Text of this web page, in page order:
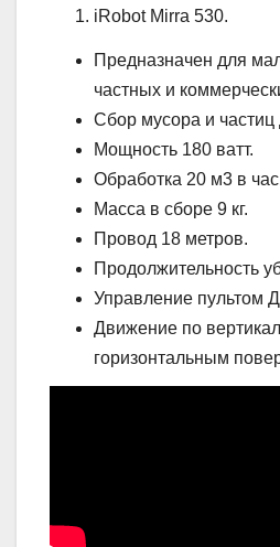
iRobot Mirra 530.
Предназначен для
частных и
Сбор мусора и частиц
Мощность 180 ватт.
Обработка 20 м3 в
Масса в сборе 9 кг.
Провод 18 метров.
Продолжительность
Управление пультом
Движение по
горизонтальным